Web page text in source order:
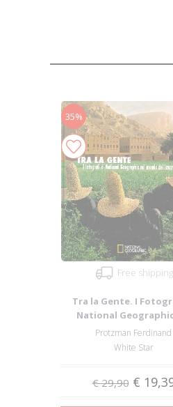
35%
Free shipping
Tra la Gente. I
National
Mondo del La...
Protzman Ferdinand
White Star
€ 29,90 €